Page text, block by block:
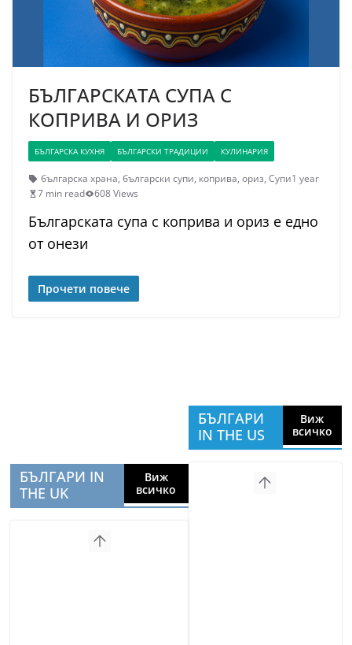
БЪЛГАРСКАТА СУПА С
КОПРИВА И ОРИЗ
БЪЛГАРСКА КУХНЯ БЪЛГАРСКИ ТРАДИЦИИ КУЛИНАРИЯ
българска храна, български супи, коприва, ориз, Супи1 year
7 min read
608 Views
Българската супа с коприва и ориз е едно
от онези
Прочети повече
БЪЛГАРИ IN
THE UK
Виж
всичко
БЪЛГАРИ
IN THE US
Виж
всичко